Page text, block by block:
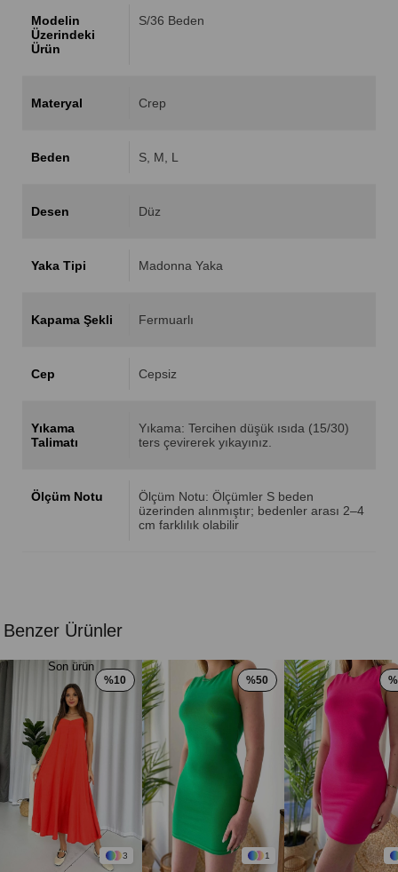
Modelin
Üzerindeki
Ürün
S/36 Beden
Materyal Crep
Beden S M L
Desen Düz
Yaka Tipi Madonna Yaka
Kapama Şekli Fermuarlı
Cep Cepsiz
Yıkama
Talimatı
Yıkama: Tercihen düşük ısıda (15/30)
ters çevirerek yıkayınız.
Ölçüm Notu
Ölçüm Notu: Ölçümler S beden
üzerinden alınmıştır; bedenler arası 2–4
cm farklılık olabilir
Benzer Ürünler
3
%10
Son ürün
1
%50